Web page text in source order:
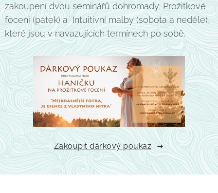
zakoupení dvou seminářů dohromady: Prožitkové
foceni (pátek) a Intuitivní malby (sobota a neděle),
které jsou v navazujících termínech po sobě.
Zakoupit dárkový poukaz